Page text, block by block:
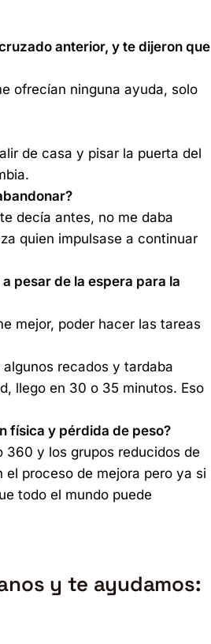
anterior, y te dijeron que
ofrecían ninguna ayuda, solo
de casa y pisar la puerta del
decía antes, no me daba
quien impulsase a continuar
pesar de la espera para la
mejor, poder hacer las tareas
recados y tardaba
llego en 30 o 35 minutos. Eso
física y pérdida de peso?
360 y los grupos reducidos de
proceso de mejora pero ya si
todo el mundo puede
y te ayudamos: